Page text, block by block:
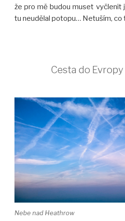
že pro mě budou muset vyčlenit
tu neudělal potopu… Netuším, co
Cesta do
Nebe nad Heathrow